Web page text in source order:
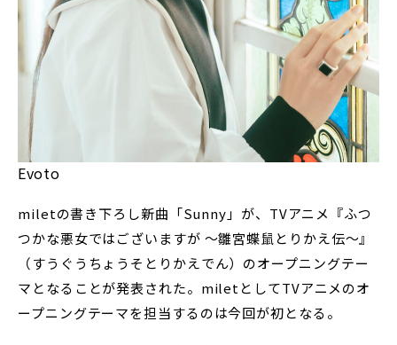
Evoto
miletの書き下ろし新曲「Sunny」が、TVアニメ『ふつ
つかな悪女ではございますが ～雛宮蝶鼠とりかえ伝～』
（すうぐうちょうそとりかえでん）のオープニングテー
マとなることが発表された。miletとしてTVアニメのオ
ープニングテーマを担当するのは今回が初となる。